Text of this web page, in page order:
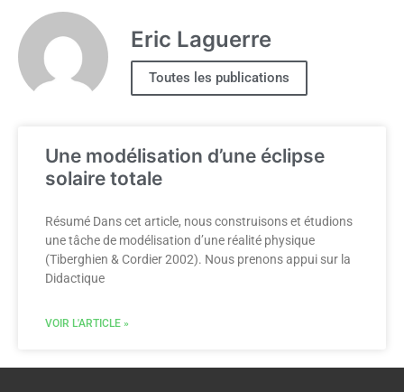
Eric Laguerre
Toutes les publications
Une modélisation d’une éclipse
solaire totale
Résumé Dans cet article, nous construisons et étudions
une tâche de modélisation d’une réalité physique
(Tiberghien & Cordier 2002). Nous prenons appui sur la
Didactique
VOIR L'ARTICLE »